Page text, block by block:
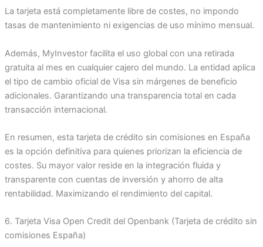
La tarjeta está completamente libre de costes, no impondo
tasas de mantenimiento ni exigencias de uso mínimo mensual.
Además, MyInvestor facilita el uso global con una retirada
gratuita al mes en cualquier cajero del mundo. La entidad aplica
el tipo de cambio oficial de Visa sin márgenes de beneficio
adicionales. Garantizando una transparencia total en cada
transacción internacional.
En resumen, esta tarjeta de crédito sin comisiones en España
es la opción definitiva para quienes priorizan la eficiencia de
costes. Su mayor valor reside en la integración fluida y
transparente con cuentas de inversión y ahorro de alta
rentabilidad. Maximizando el rendimiento del capital.
6. Tarjeta Visa Open Credit del Openbank (Tarjeta de crédito sin
comisiones España)